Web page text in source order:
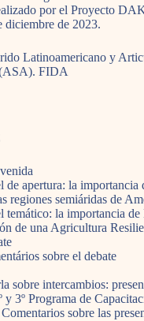
por el Proyecto
diciembre de 2023.
Latinoamericano y
FIDA
de apertura: la importancia
regiones semiáridas de
temático: la importancia
de una Agricultura
sobre el debate
sobre intercambios:
y 3º Programa de
sobre las